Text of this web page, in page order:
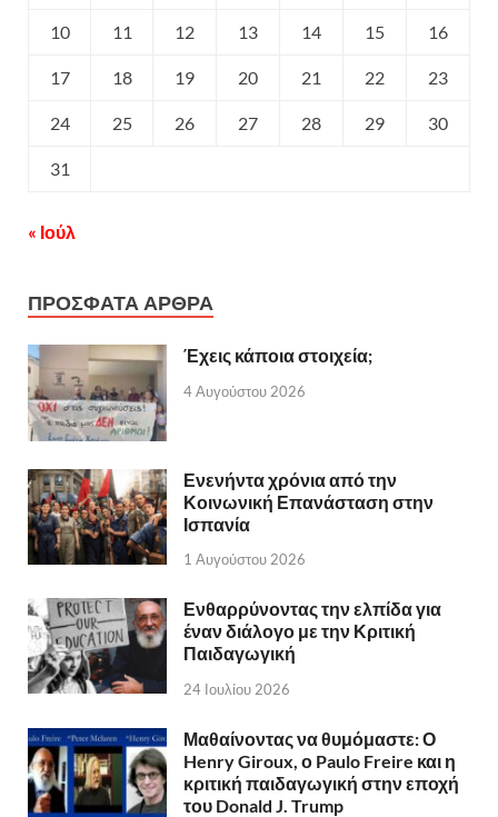
10 11 12 13 14 15 16
17 18 19 20 21 22 23
24 25 26 27 28 29 30
31
« Ιούλ
ΠΡΟΣΦΑΤΑ ΑΡΘΡΑ
Έχεις κάποια στοιχεία;
4 Αυγούστου 2026
Ενενήντα χρόνια από την
Κοινωνική Επανάσταση στην
Ισπανία
1 Αυγούστου 2026
Ενθαρρύνοντας την ελπίδα για
έναν διάλογο με την Κριτική
Παιδαγωγική
24 Ιουλίου 2026
Μαθαίνοντας να θυμόμαστε: Ο
Henry Giroux, ο Paulo Freire και η
κριτική παιδαγωγική στην εποχή
του Donald J. Trump